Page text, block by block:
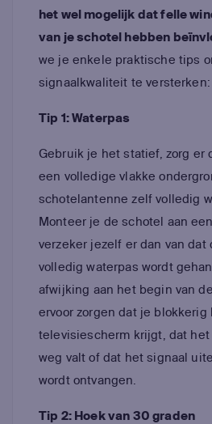
het wel mogelijk dat felle
van je schotel hebben
we je enkele praktische tips
signaalkwaliteit te versterken:
Tip 1: Waterpas
Gebruik je het statief, zorg er
een volledige vlakke
schotelantenne zelf volledig
Monteer je de schotel aan
verzeker jezelf er dan van
volledig waterpas wordt
afwijking aan het begin van
ervoor zorgen dat je
televisiescherm krijgt, dat
weg valt of dat het signaal
wordt ontvangen.
Tip 2: Hoek van 30 graden